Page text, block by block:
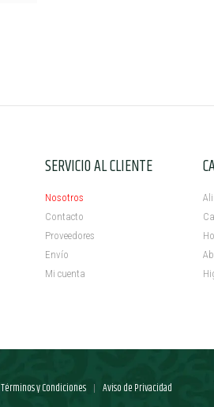
SERVICIO AL CLIENTE
Nosotros
Contacto
Proveedores
Envío
Mi cuenta ​
Términos y Condiciones | Aviso de Privacidad